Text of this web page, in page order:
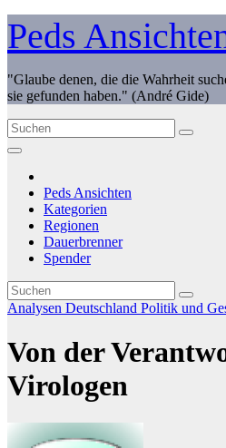
Zum
Inhalt
springen
Peds
"Glaube denen, die die Wahrheit
sie gefunden haben." (André Gide)
Peds Ansichten
Kategorien
Regionen
Dauerbrenner
Spender
Analysen Deutschland Politik und
Von der
Virologen